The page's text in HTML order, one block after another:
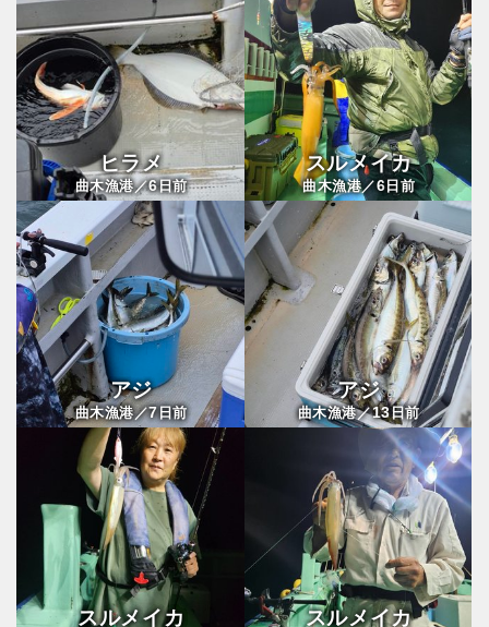
ヒラメ
曲木漁港／6日前
スルメイカ
曲木漁港／6日前
アジ
曲木漁港／7日前
アジ
曲木漁港／13日前
スルメイカ スルメイカ